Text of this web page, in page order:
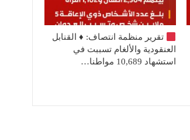
تقرير منظمة انتصاف: ♦️القنابل
العنقودية والألغام تسببت في
استشهاد 10,689 مواطنا…